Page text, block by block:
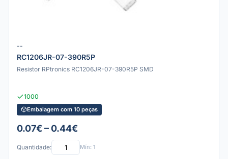
--
RC1206JR-07-390R5P
Resistor RPtronics RC1206JR-07-390R5P SMD
1000
Embalagem com 10 peças
0.07€ – 0.44€
Quantidade: Mín: 1